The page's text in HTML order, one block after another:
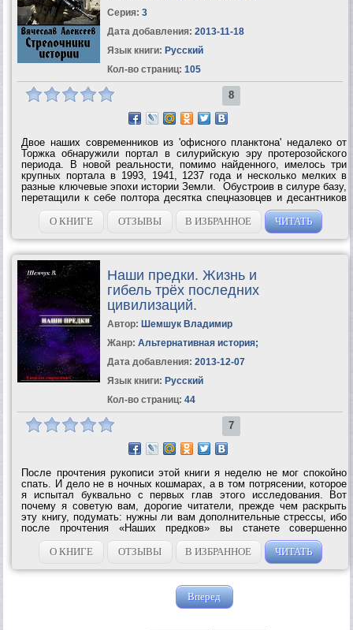
Серия: 3
Дата добавления: 2013-11-18
Язык книги: Русский
Кол-во страниц: 105
8
Двое наших современников из 'офисного планктона' недалеко от
Торжка обнаружили портал в силурийскую эру протерозойского
периода. В новой реальности, помимо найденного, имелось три
крупных портала в 1993, 1941, 1237 года и несколько мелких в
разные ключевые эпохи истории Земли. Обустроив в силуре базу,
перетащили к себе полтора десятка спецназовцев и десантников
из 1993, которые в ближайшее время могли погибнуть. С их
помощью освободили...
О КНИГЕ ОТЗЫВЫ В ИЗБРАННОЕ ЧИТАТЬ
Hаши предки. Жизнь и
гибель трёх последних
цивилизаций.
Автор: Шемшук Владимир
Жанр: Альтернативная история;
Дата добавления: 2013-12-07
Язык книги: Русский
Кол-во страниц: 44
7
После прочтения рукописи этой книги я неделю не мог спокойно
спать. И дело не в ночных кошмарах, а в том потрясении, которое
я испытал буквально с первых глав этого исследования. Вот
почему я советую вам, дорогие читатели, прежде чем раскрыть
эту книгу, подумать: нужны ли вам дополнительные стрессы, ибо
после прочтения «Hаших предков» вы станете совершенно
другим...
О КНИГЕ
ОТЗЫВЫ В ИЗБРАННОЕ ЧИТАТЬ
Вперед